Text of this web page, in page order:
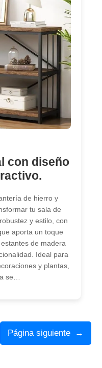
con diseño
de hierro y
tu sala de
y estilo, con
aporta un toque
de madera
Ideal para
y plantas,
se…
Página siguiente →